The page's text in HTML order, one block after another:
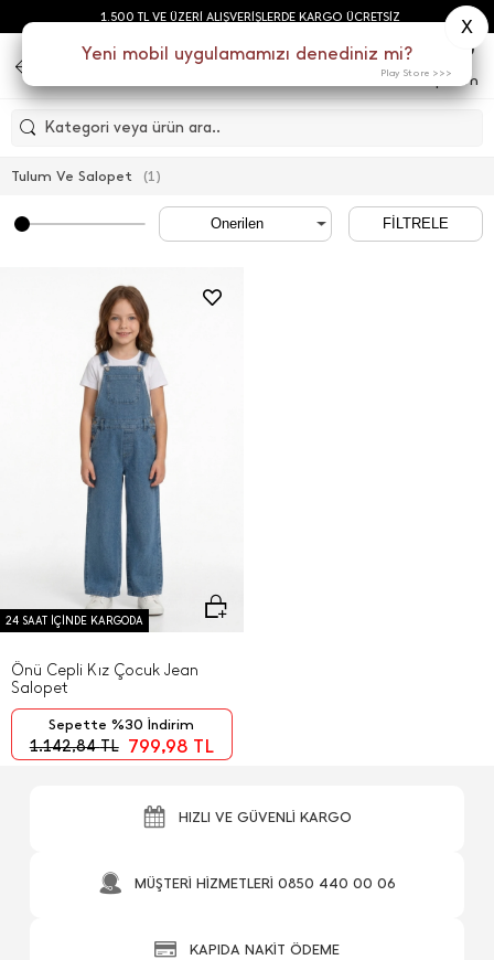
1.500 TL VE ÜZERİ ALIŞVERİŞLERDE KARGO ÜCRETSİZ
Sepetim
Kategori veya ürün ara..
Tulum Ve Salopet (1)
FİLTRELE
24 SAAT İÇİNDE KARGODA
Önü Cepli Kız Çocuk Jean
Salopet
1.142,84TL 799,98 TL
Sepette %30 İndirim
HIZLI VE GÜVENLİ KARGO
MÜŞTERİ HİZMETLERİ 0850 440 00 06
KAPIDA NAKİT ÖDEME
Yeni mobil uygulamamızı denediniz mi?
X
Play Store >>>